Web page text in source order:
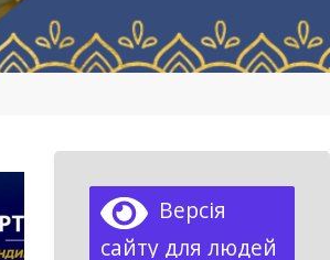
Версія
сайту для людей